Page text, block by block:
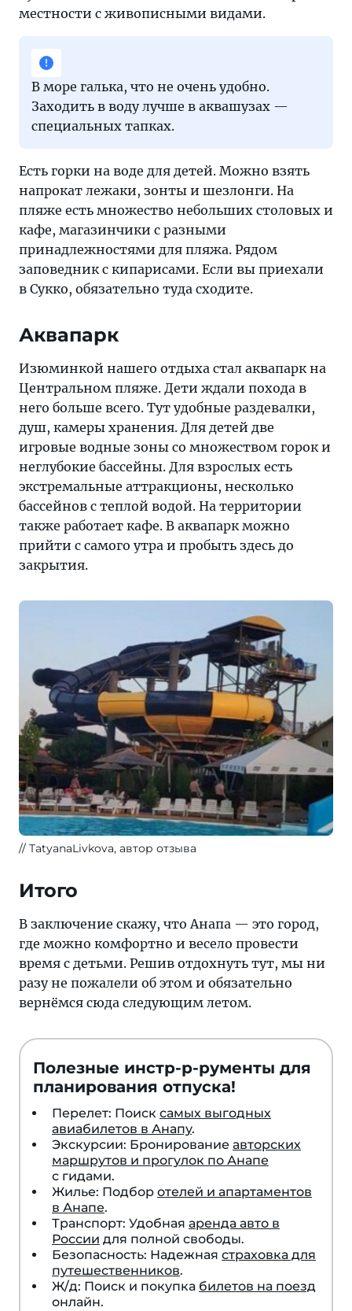
местности с живописными видами.
В море галька, что не очень удобно.
Заходить в воду лучше в аквашузах —
специальных тапках.
Есть горки на воде для детей. Можно взять
напрокат лежаки, зонты и шезлонги. На
пляже есть множество небольших столовых и
кафе, магазинчики с разными
принадлежностями для пляжа. Рядом
заповедник с кипарисами. Если вы приехали
в Сукко, обязательно туда сходите.
Аквапарк
Изюминкой нашего отдыха стал аквапарк на
Центральном пляже. Дети ждали похода в
него больше всего. Тут удобные раздевалки,
душ, камеры хранения. Для детей две
игровые водные зоны со множеством горок и
неглубокие бассейны. Для взрослых есть
экстремальные аттракционы, несколько
бассейнов с теплой водой. На территории
также работает кафе. В аквапарк можно
прийти с самого утра и пробыть здесь до
закрытия.
TatyanaLivkova, автор отзыва
Итого
В заключение скажу, что Анапа — это город,
где можно комфортно и весело провести
время с детьми. Решив отдохнуть тут, мы ни
разу не пожалели об этом и обязательно
вернёмся сюда следующим летом.
Полезные инстр-р-рументы для
планирования отпуска!
Перелет: Поиск самых выгодных
авиабилетов в Анапу.
Экскурсии: Бронирование авторских
маршрутов и прогулок по Анапе
с гидами.
Жилье: Подбор отелей и апартаментов
в Анапе.
Транспорт: Удобная аренда авто в
России для полной свободы.
Безопасность: Надежная страховка для
путешественников.
Ж/д: Поиск и покупка билетов на поезд
онлайн.